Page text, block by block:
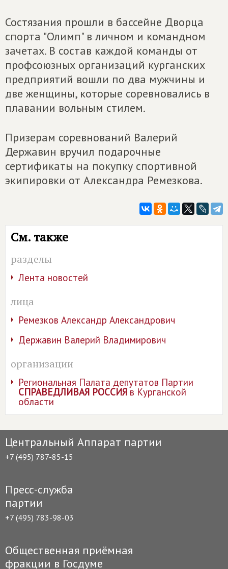
Состязания прошли в бассейне Дворца
спорта "Олимп" в личном и командном
зачетах. В состав каждой команды от
профсоюзных организаций курганских
предприятий вошли по два мужчины и
две женщины, которые соревновались в
плавании вольным стилем.
Призерам соревнований Валерий
Державин вручил подарочные
сертификаты на покупку спортивной
экипировки от Александра Ремезкова.
См. также
разделы
Лента новостей
лица
Ремезков Александр Александрович
Державин Валерий Владимирович
организации
Региональная Палата депутатов Партии
СПРАВЕДЛИВАЯ РОССИЯв Курганской
области
Центральный Аппарат партии
+7 (495) 787-85-15
Пресс-служба
партии
+7 (495) 783-98-03
Общественная приёмная
фракции в Госдуме